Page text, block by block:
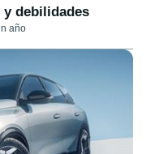
debilidades
año